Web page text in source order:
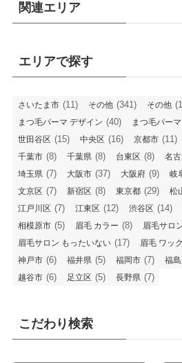
関連エリア
エリアで探す
さいたま市 (11) その他 (341) その他
まつ毛パーマ デザイン (40) まつ毛パー
世田谷区 (15) 中央区 (16) 京都市 (11)
千葉市 (8) 千葉県 (8) 台東区 (8) 名
埼玉県 (7) 大阪市 (37) 大阪府 (9) 岐
文京区 (7) 新宿区 (8) 東京都 (29) 松
江戸川区 (7) 江東区 (12) 渋谷区 (14)
相模原市 (5) 眉毛 カラー (8) 眉毛サロ
眉毛サロン もったいない (17) 眉毛 ワッ
神戸市 (6) 福井県 (5) 福岡市 (7) 福
越谷市 (6) 足立区 (5) 長野県 (7)
こだわり検索